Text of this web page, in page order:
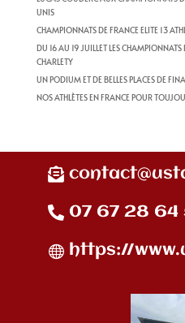
UNIS
CHAMPIONNATS DE FRANCE ELITE 13
DU 16 AU 19 JUILLET LES
CHARLETY
UN PODIUM ET DE BELLES PLACES DE
NOS ATHLÈTES EN FRANCE POUR
07 67 28 64
https://